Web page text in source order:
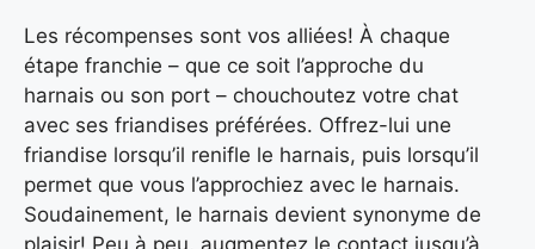
Les récompenses sont vos alliées! À chaque
étape franchie – que ce soit l’approche du
harnais ou son port – chouchoutez votre chat
avec ses friandises préférées. Offrez-lui une
friandise lorsqu’il renifle le harnais, puis lorsqu’il
permet que vous l’approchiez avec le harnais.
Soudainement, le harnais devient synonyme de